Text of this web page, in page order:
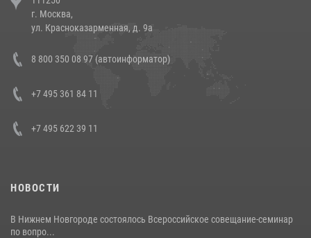
14 июля 2026, 12:20
В Росгвардии прошла военно-научная конференция по обобщению
боевого опыта
г. Москва,
ул. Красноказарменная, д. 9а
8 800 350 08 97 (автоинформатор)
+7 495 361 84 11
+7 495 622 39 11
НОВОСТИ
В Нижнем Новгороде состоялось Всероссийское совещание-семинар
по вопро...